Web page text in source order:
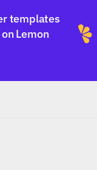
templates
Lemon